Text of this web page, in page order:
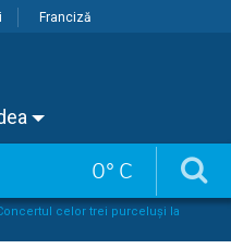
Franciză
0° C
celor trei purceluși la